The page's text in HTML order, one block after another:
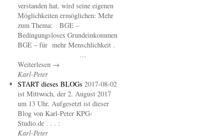
verstanden hat, wird seine eigenen
Möglichkeiten ermöglichen: Mehr
zum Thema: BGE –
Bedingungsloses Grundeinkommen
BGE – für mehr Menschlichkeit .
…
Weiterlesen →
Karl-Peter
START dieses BLOGs 2017-08-02
ist Mittwoch, der 2. August 2017
um 13 Uhr. Aufgesetzt ist dieser
Blog von Karl-Peter KPG-
Studio.de . . . :
Karl-Peter